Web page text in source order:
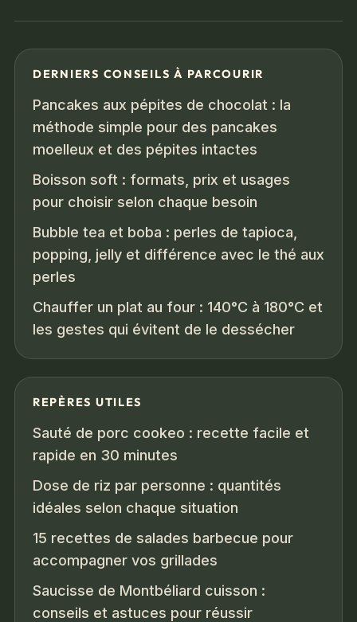
DERNIERS CONSEILS À PARCOURIR
Pancakes aux pépites de chocolat : la
méthode simple pour des pancakes
moelleux et des pépites intactes
Boisson soft : formats, prix et usages
pour choisir selon chaque besoin
Bubble tea et boba : perles de tapioca,
popping, jelly et différence avec le thé aux
perles
Chauffer un plat au four : 140°C à 180°C et
les gestes qui évitent de le dessécher
REPÈRES UTILES
Sauté de porc cookeo : recette facile et
rapide en 30 minutes
Dose de riz par personne : quantités
idéales selon chaque situation
15 recettes de salades barbecue pour
accompagner vos grillades
Saucisse de Montbéliard cuisson :
conseils et astuces pour réussir